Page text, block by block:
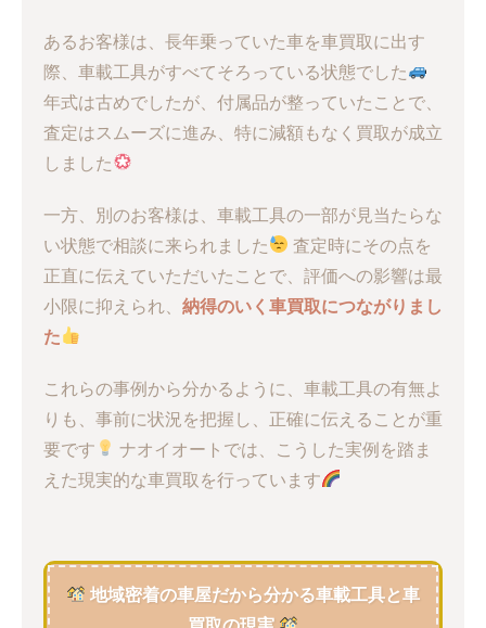
あるお客様は、長年乗っていた車を車買取に出す
際、車載工具がすべてそろっている状態でした
年式は古めでしたが、付属品が整っていたことで、
査定はスムーズに進み、特に減額もなく買取が成立
しました
一方、別のお客様は、車載工具の一部が見当たらな
い状態で相談に来られました
査定時にその点を
正直に伝えていただいたことで、評価への影響は最
小限に抑えられ、 納得のいく車買取につながりまし
た
これらの事例から分かるように、車載工具の有無よ
りも、事前に状況を把握し、正確に伝えることが重
要です
ナオイオートでは、こうした実例を踏ま
えた現実的な車買取を行っています
地域密着の車屋だから分かる車載工具と車